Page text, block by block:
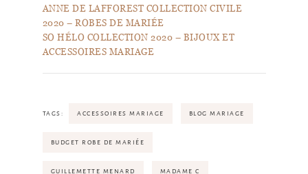
ANNE DE LAFFOREST COLLECTION CIVILE
2020 – ROBES DE MARIÉE
SO HÉLO COLLECTION 2020 – BIJOUX ET
ACCESSOIRES MARIAGE
TAGS: ACCESSOIRES MARIAGE BLOG MARIAGE
BUDGET ROBE DE MARIÉE
GUILLEMETTE MENARD MADAME C